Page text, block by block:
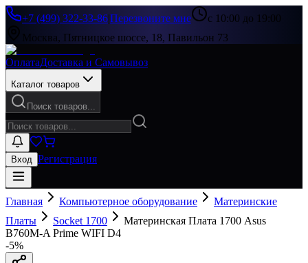
+7 (499) 322-33-86|Перезвоните мне
с 10:00 до 19:00
Москва, Пятницкое шоссе, 18, Павильон 73
ОплатаДоставка и Самовывоз
Каталог товаров
Поиск товаров...
Вход Регистрация
Главная Компьютерное оборудование
Материнские
Платы
Socket 1700
Материнская Плата 1700 Asus
B760M-A Prime WIFI D4
-5%